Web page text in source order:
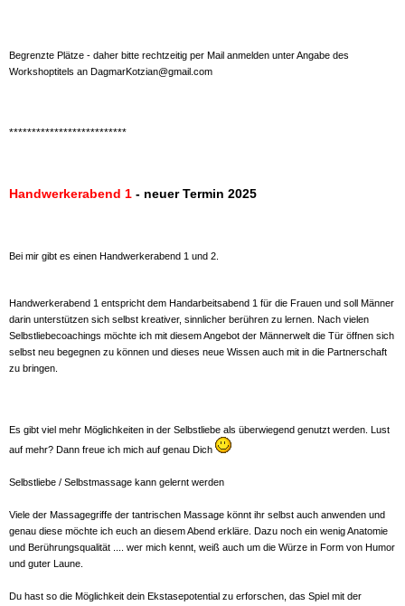
Begrenzte Plätze - daher bitte rechtzeitig per Mail anmelden unter Angabe des
Workshoptitels an DagmarKotzian@gmail.com
**************************
Handwerkerabend 1 - neuer Termin 2025
Bei mir gibt es einen Handwerkerabend 1 und 2.
Handwerkerabend 1 entspricht dem Handarbeitsabend 1 für die Frauen und soll Männer
darin unterstützen sich selbst kreativer, sinnlicher berühren zu lernen. Nach vielen
Selbstliebecoachings möchte ich mit diesem Angebot der Männerwelt die Tür öffnen sich
selbst neu begegnen zu können und dieses neue Wissen auch mit in die Partnerschaft
zu bringen.
Es gibt viel mehr Möglichkeiten in der Selbstliebe als überwiegend genutzt werden. Lust
auf mehr? Dann freue ich mich auf genau Dich
Selbstliebe / Selbstmassage kann gelernt werden
Viele der Massagegriffe der tantrischen Massage könnt ihr selbst auch anwenden und
genau diese möchte ich euch an diesem Abend erkläre. Dazu noch ein wenig Anatomie
und Berührungsqualität .... wer mich kennt, weiß auch um die Würze in Form von Humor
und guter Laune.
Du hast so die Möglichkeit dein Ekstasepotential zu erforschen, das Spiel mit der